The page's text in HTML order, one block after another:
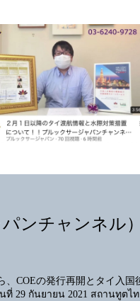
ンチャンネル
、COEの発行再開とタイ入国
ที่ 29 กันยายน 2021 สถานทูตไ